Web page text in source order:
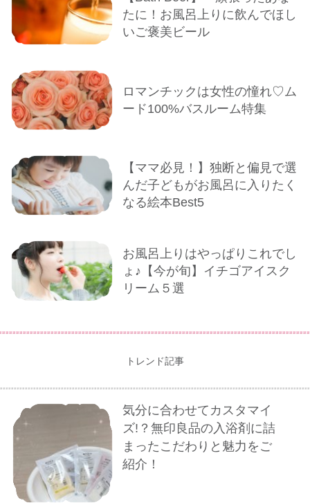
たに！お風呂上りに飲んでほし
いご褒美ビール
ロマンチックは女性の憧れ♡ム
ード100%バスルーム特集
【ママ必見！】独断と偏見で選
んだ子どもがお風呂に入りたく
なる絵本Best5
お風呂上りはやっぱりこれでし
ょ♪【今が旬】イチゴアイスク
リーム５選
トレンド記事
気分に合わせてカスタマイ
ズ!？無印良品の入浴剤に詰
まったこだわりと魅力をご
紹介！